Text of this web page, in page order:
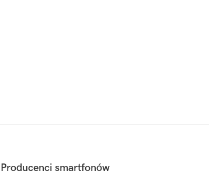
Producenci smartfonów